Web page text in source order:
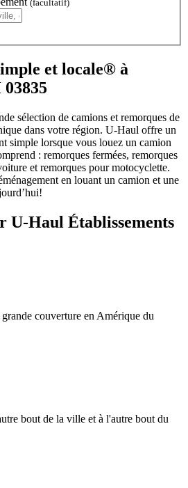
(facultatif)
et locale® à
sélection de camions et remorques de
dans votre région. U-Haul offre un
simple lorsque vous louez un camion
: remorques fermées, remorques
et remorques pour motocyclette.
en louant un camion et une
U-Haul Établissements
couverture en Amérique du
bout de la ville et à l'autre bout du